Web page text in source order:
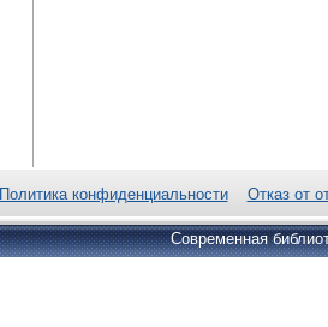
Политика конфиденциальности Отказ от
Современная